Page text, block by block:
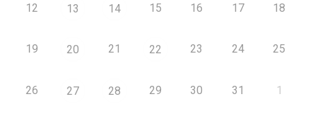
12 13 14 15 16 17 18
19 20 21 22 23 24 25
26 27 28 29 30 31 1